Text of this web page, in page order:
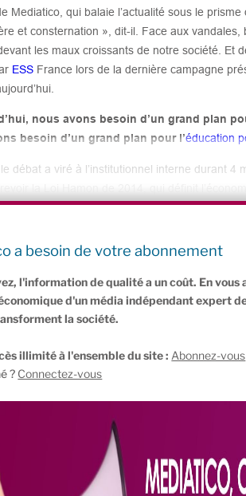
Mediatico, qui balaie l’actualité sous le
et consternation », dit-il. Face aux vandales,
les maux croissants de notre société. Et
ESS France lors de la dernière campagne
nous avons besoin d’un grand plan
besoin d’un grand plan pour l’éducation
débat a viré à l’institutionnel interne durant
il en revoir la définition dans son article 1 ?
moins une voix », dit Jérôme Saddier,
a besoin de votre abonnement
l'information de qualité a un coût. En
d'un média indépendant expert
la société.
illimité à l'ensemble du site : Abonnez-vous
? Connectez-vous